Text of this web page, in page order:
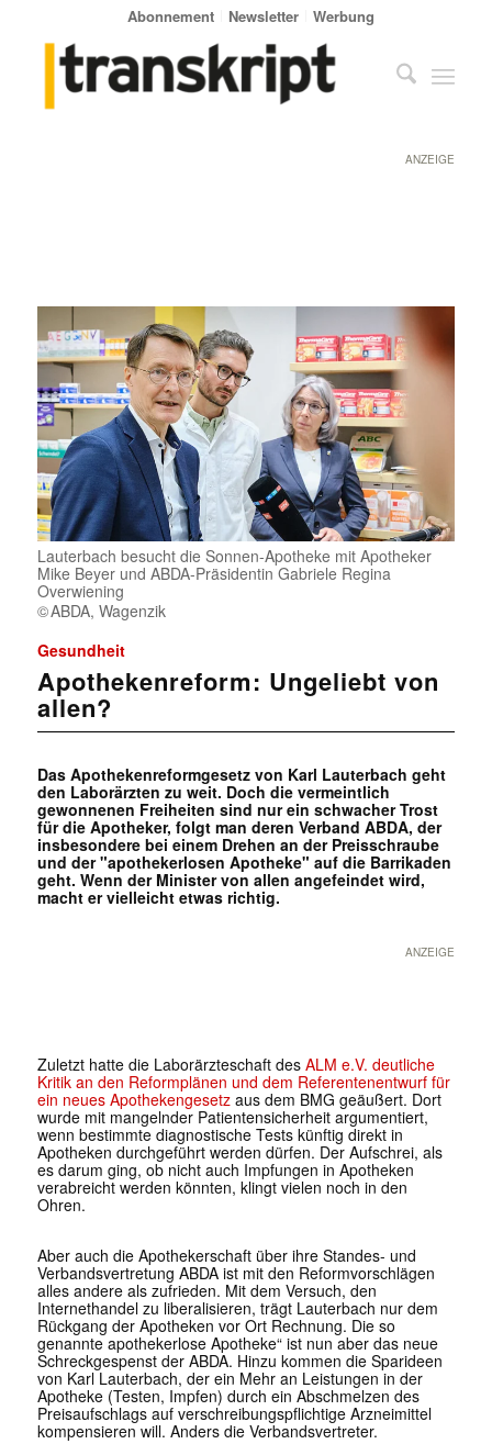
Abonnement Newsletter Werbung
ANZEIGE
Lauterbach besucht die Sonnen-Apotheke mit Apotheker
Mike Beyer und ABDA-Präsidentin Gabriele Regina
Overwiening
ABDA, Wagenzik
Gesundheit
Apothekenreform: Ungeliebt von
allen?
Das Apothekenreformgesetz von Karl Lauterbach geht
den Laborärzten zu weit. Doch die vermeintlich
gewonnenen Freiheiten sind nur ein schwacher Trost
für die Apotheker, folgt man deren Verband ABDA, der
insbesondere bei einem Drehen an der Preisschraube
und der "apothekerlosen Apotheke" auf die Barrikaden
geht. Wenn der Minister von allen angefeindet wird,
macht er vielleicht etwas richtig.
ANZEIGE
Zuletzt hatte die Laborärzteschaft des ALM e.V. deutliche
Kritik an den Reformplänen und dem Referentenentwurf für
ein neues Apothekengesetzaus dem BMG geäußert. Dort
wurde mit mangelnder Patientensicherheit argumentiert,
wenn bestimmte diagnostische Tests künftig direkt in
Apotheken durchgeführt werden dürfen. Der Aufschrei, als
es darum ging, ob nicht auch Impfungen in Apotheken
verabreicht werden könnten, klingt vielen noch in den
Ohren.
Aber auch die Apothekerschaft über ihre Standes- und
Verbandsvertretung ABDA ist mit den Reformvorschlägen
alles andere als zufrieden. Mit dem Versuch, den
Internethandel zu liberalisieren, trägt Lauterbach nur dem
Rückgang der Apotheken vor Ort Rechnung. Die so
genannte apothekerlose Apotheke“ ist nun aber das neue
Schreckgespenst der ABDA. Hinzu kommen die Sparideen
von Karl Lauterbach, der ein Mehr an Leistungen in der
Apotheke (Testen, Impfen) durch ein Abschmelzen des
Preisaufschlags auf verschreibungspflichtige Arzneimittel
kompensieren will. Anders die Verbandsvertreter.